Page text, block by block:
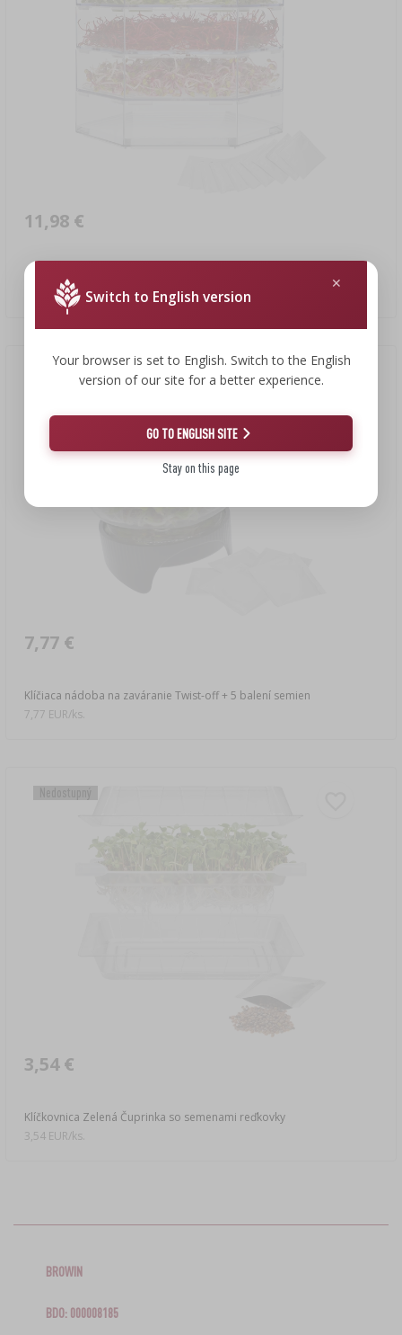
Klíčkovnica viacúrovňová Niezłe Ziółko + 10 balení semien
11,98 €
11,98 EUR/ks.
Klíčiaca nádoba na zaváranie Twist-off + 5 balení semien
7,77 €
7,77 EUR/ks.
Klíčkovnica Zelená Čuprinka so semenami reďkovky
3,54 €
3,54 EUR/ks.
Switch to English version
Your browser is set to English. Switch to the English
version of our site for a better experience.
GO TO ENGLISH SITE
Stay on this page
BROWIN
BDO: 000008185